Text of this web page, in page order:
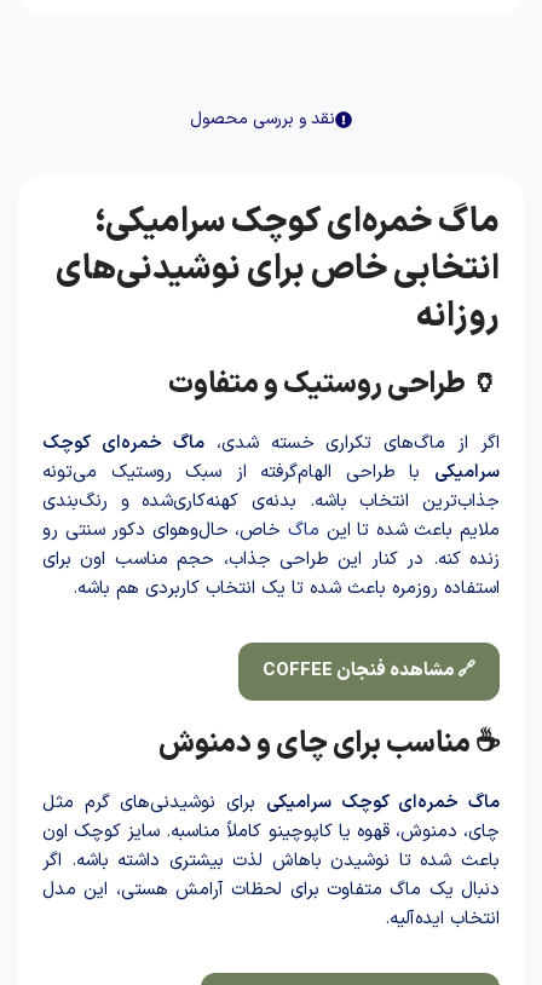
نقد و بررسی محصول
ماگ خمره‌ای کوچک سرامیکی؛
انتخابی خاص برای نوشیدنی‌های
روزانه
🏺 طراحی روستیک و متفاوت
اگر از ماگ‌های تکراری خسته شدی،ماگ خمره‌ای کوچک
سرامیکی با طراحی الهام‌گرفته از سبک روستیک می‌تونه
جذاب‌ترین انتخاب باشه. بدنه‌ی کهنه‌کاری‌شده و رنگ‌بندی
ملایم با‌عث شد‌ه تا این ماگخاص، حال‌وهوای دکور سنتی رو
زنده کنه. در کنار این طراحی جذاب، حجم مناسب اون برای
استفاده روزمره با‌عث شد‌ه تا یک انتخاب کاربردی هم باشه.
🔗 مشاهده فنجان COFFEE
☕ مناسب برای چای و دمنوش
ماگ خمره‌ای کوچک سرامیکی برای نوشیدنی‌های گرم مثل
چای، دمنوش، قهوه یا کاپوچینو کاملاً مناسبه. سایز کوچک اون
با‌عث شد‌ه تا نوشید‌‌ن باهاش لذت بیشتری داشته باشه. اگر
دنبال یک ماگ متفاوت برای لحظات آرامش هستی، این مدل
انتخاب ایده‌آلیه.